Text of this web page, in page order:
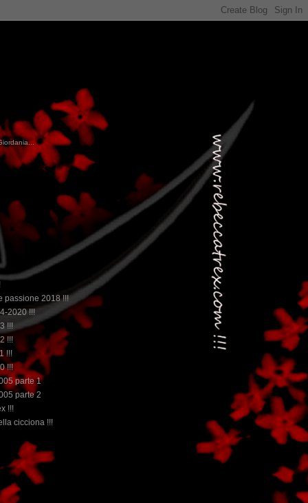
passione 2018 !!!
2020 !!!
!!!
!!!
!!!
!!!
parte 1
parte 2
!!!
cicciona !!!
...dai non perdere tempo, clikka "qui", c'è il meglio del